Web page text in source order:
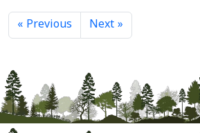
« Previous Next »